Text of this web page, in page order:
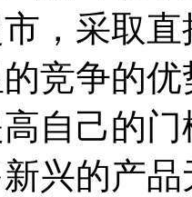
，采取
竞争的
自己的
兴的产